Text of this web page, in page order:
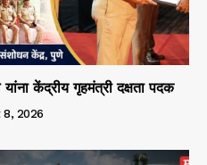
केंद्रीय गृहमंत्री दक्षता पदक
8, 2026